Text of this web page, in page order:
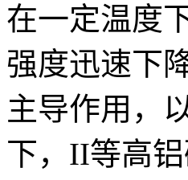
在一定温度
强度迅速下
主导作用，
下，II等高